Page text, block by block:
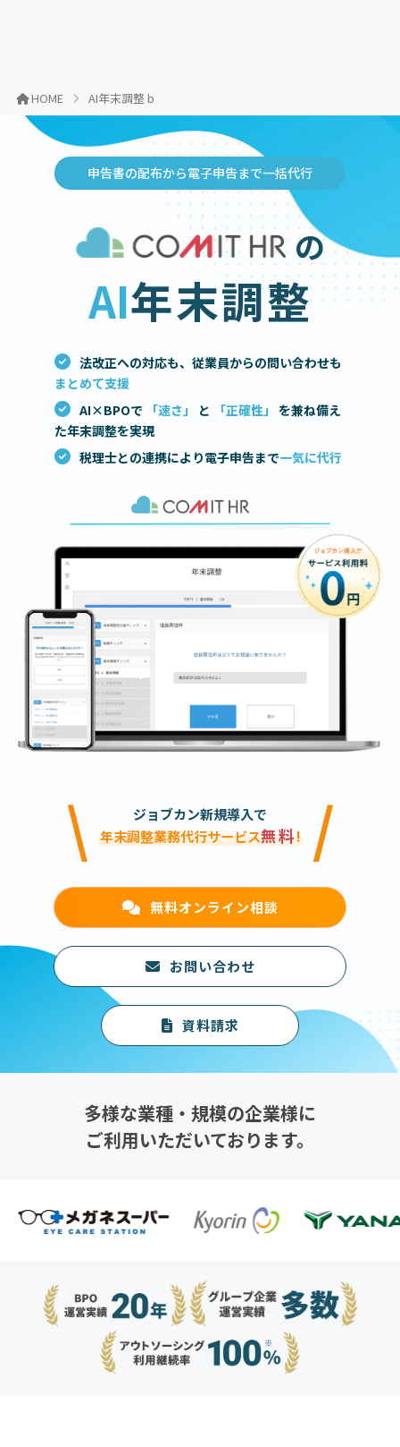
HOME AI年末調整 b
申告書の配布から電子申告まで一括代行
の
AI年末調整
法改正への対応も、従業員からの問い合わせも
まとめて支援
AI×BPOで
「速さ」 と 「正確性」 を兼ね備え
た年末調整を実現
税理士との連携により電子申告まで一気に代行
\ ジョブカン新規導入で
年末調整業務代行サービス無料! /
無料オンライン相談
お問い合わせ
資料請求
多様な業種・規模の企業様に
ご利用いただいております。